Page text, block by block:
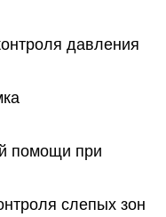
давления
помощи при
слепых зон